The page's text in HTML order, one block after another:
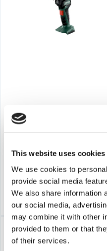
This website uses cookies
We use cookies to
provide social media
We also share information
our social media,
may combine it with other
provided to them or that
of their services.
METABO
Metabo SLA 14.4-18 LED
706 kr
662 kr
Leveranstid ifrån leverantör ca
3-7 arbetsdagar
Köp
-28%